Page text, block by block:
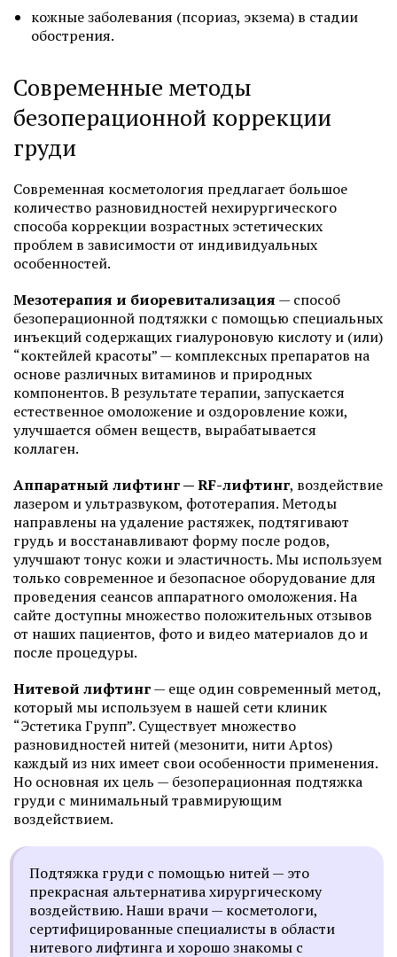
кожные заболевания (псориаз, экзема) в стадии
обострения.
Современные методы
безоперационной коррекции
груди
Современная косметология предлагает большое
количество разновидностей нехирургического
способа коррекции возрастных эстетических
проблем в зависимости от индивидуальных
особенностей.
Мезотерапия и биоревитализация — способ
безоперационной подтяжки с помощью специальных
инъекций содержащих гиалуроновую кислоту и (или)
“коктейлей красоты” — комплексных препаратов на
основе различных витаминов и природных
компонентов. В результате терапии, запускается
естественное омоложение и оздоровление кожи,
улучшается обмен веществ, вырабатывается
коллаген.
Аппаратный лифтинг — RF-лифтинг, воздействие
лазером и ультразвуком, фототерапия. Методы
направлены на удаление растяжек, подтягивают
грудь и восстанавливают форму после родов,
улучшают тонус кожи и эластичность. Мы используем
только современное и безопасное оборудование для
проведения сеансов аппаратного омоложения. На
сайте доступны множество положительных отзывов
от наших пациентов, фото и видео материалов до и
после процедуры.
Нитевой лифтинг— еще один современный метод,
который мы используем в нашей сети клиник
“Эстетика Групп”. Существует множество
разновидностей нитей (мезонити, нити Aptos)
каждый из них имеет свои особенности применения.
Но основная их цель — безоперационная подтяжка
груди с минимальный травмирующим
воздействием.
Подтяжка груди с помощью нитей — это
прекрасная альтернатива хирургическому
воздействию. Наши врачи — косметологи,
сертифицированные специалисты в области
нитевого лифтинга и хорошо знакомы с